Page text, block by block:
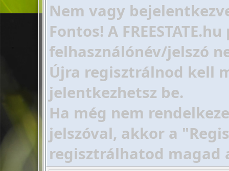
Nem vagy
Fontos! A
felhasználónév/jelszó
Újra regisztrálnod kell
jelentkezhetsz be.
Ha még nem
jelszóval, akkor a
regisztrálhatod magad